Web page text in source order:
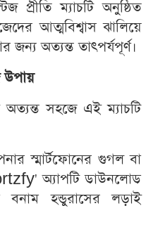
প্রীতি ম্যাচটি অনুষ্ঠিত
আত্মবিশ্বাস ঝালিয়ে
জন্য অত্যন্ত তাৎপর্যপূর্ণ।
উপায়
সহজে এই ম্যাচটি
স্মার্টফোনের গুগল বা
অ্যাপটি ডাউনলোড
বনাম হন্ডুরাসের লড়াই